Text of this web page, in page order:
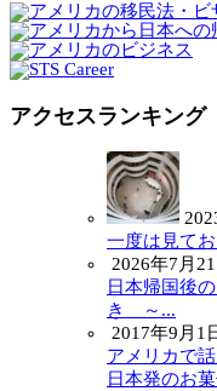
アクセスランキング
一度は見て
2026年7月
日本帰国後
き ～...
2017年9月1
アメリカで
日本発のお